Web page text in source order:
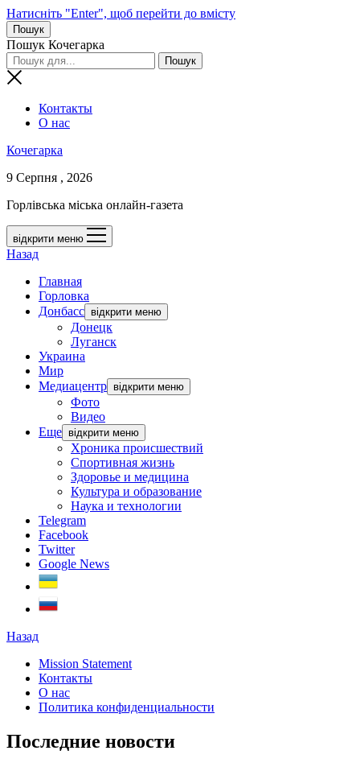
Натисніть "Enter", щоб перейти до вмісту
Пошук
Пошук Кочегарка
Контакты
О нас
Кочегарка
9 Серпня , 2026
Горлівська міська онлайн-газета
відкрити меню
Назад
Главная
Горловка
Донбасс відкрити меню
Донецк
Луганск
Украина
Мир
Медиацентр відкрити меню
Фото
Видео
Еще відкрити меню
Хроника происшествий
Спортивная жизнь
Здоровье и медицина
Культура и образование
Наука и технологии
Telegram
Facebook
Twitter
Google News
Назад
Mission Statement
Контакты
О нас
Политика конфиденциальности
Последние новости